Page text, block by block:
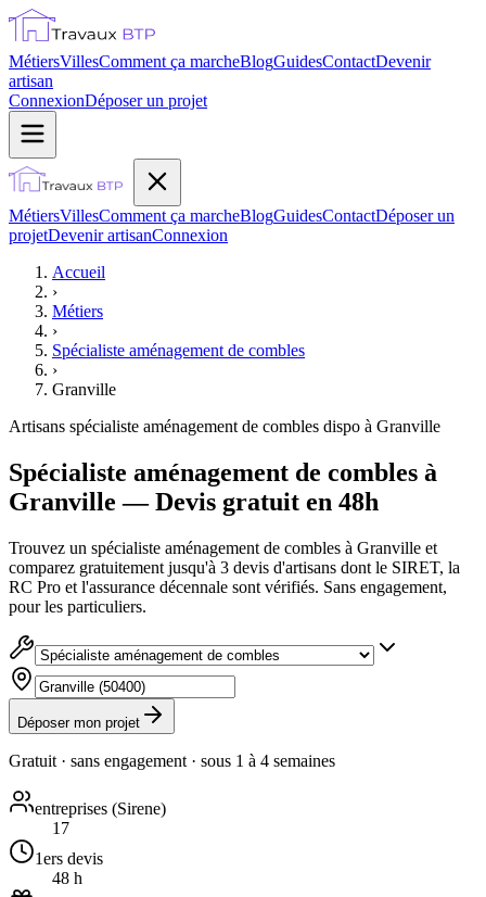
MétiersVillesComment ça marcheBlogGuidesContactDevenir
artisan
ConnexionDéposer un projet
MétiersVillesComment ça marcheBlogGuidesContactDéposer un
projetDevenir artisanConnexion
Accueil
›
Métiers
›
Spécialiste aménagement de combles
›
Granville
Artisans spécialiste aménagement de combles dispo à Granville
Spécialiste aménagement de combles à
Granville — Devis gratuit en 48h
Trouvez un spécialiste aménagement de combles à Granville et
comparez gratuitement jusqu'à 3 devis d'artisans dont le SIRET, la
RC Pro et l'assurance décennale sont vérifiés. Sans engagement,
pour les particuliers.
Déposer mon projet
Gratuit · sans engagement · sous 1 à 4 semaines
entreprises (Sirene)
17
1ers devis
48 h